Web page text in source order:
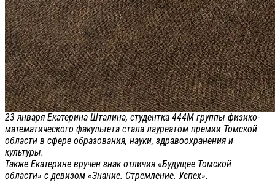
23 января Екатерина Шталина, студентка 444М группы физико-
математического факультета стала лауреатом премии Томской
области в сфере образования, науки, здравоохранения и
культуры.
Также Екатерине вручен знак отличия «Будущее Томской
области» с девизом «Знание. Стремление. Успех».